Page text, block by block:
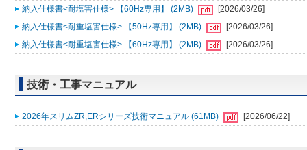
納入仕様書<耐塩害仕様> 【60Hz専用】 (2MB)
[2026/03/26]
納入仕様書<耐重塩害仕様> 【50Hz専用】 (2MB)
[2026/03/26]
納入仕様書<耐重塩害仕様> 【60Hz専用】 (2MB)
[2026/03/26]
技術・工事マニュアル
2026年スリムZR,ERシリーズ技術マニュアル (61MB) [2026/06/22]